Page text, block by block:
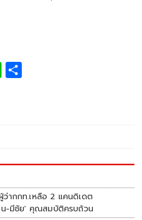
เรียบร้อยแล้ว
Li
ว่ากกท.เหลือ 2 แคนดิเดต
น-มีชัย' คุณสมบัติครบถ้วน